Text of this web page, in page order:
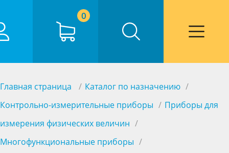
0
Главная страница
Каталог по назначению
Контрольно-измерительные приборы
Приборы для
измерения физических величин
Многофункциональные приборы